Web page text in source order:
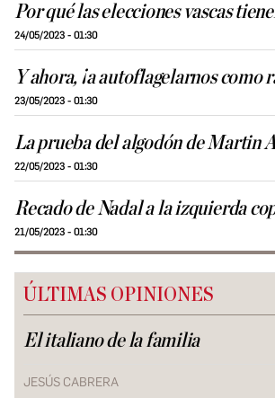
Por qué las elecciones vascas
24/05/2023 - 01:30
Y ahora, ¡a autoflagelarnos como
23/05/2023 - 01:30
La prueba del algodón de Martin
22/05/2023 - 01:30
Recado de Nadal a la izquierda
21/05/2023 - 01:30
ÚLTIMAS OPINIONES
El italiano de la familia
JESÚS CABRERA